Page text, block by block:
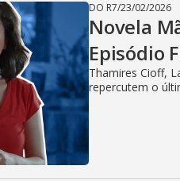
DO R7/23/02/2026
Novela
Episódio
Thamires Cioff,
repercutem o